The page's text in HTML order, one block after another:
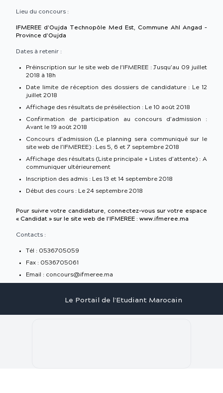
Lieu du concours :
IFMEREE d’Oujda Technopôle Med Est, Commune Ahl Angad –
Province d’Oujda
Dates à retenir :
Préinscription sur le site web de l’IFMEREE : Jusqu’au 09 juillet
2018 à 18h
Date limite de réception des dossiers de candidature : Le 12
juillet 2018
Affichage des résultats de présélection : Le 10 août 2018
Confirmation de participation au concours d’admission :
Avant le 19 août 2018
Concours d’admission (Le planning sera communiqué sur le
site web de l’IFMEREE) : Les 5, 6 et 7 septembre 2018
Affichage des résultats (Liste principale + Listes d’attente) : A
communiquer ultérieurement
Inscription des admis : Les 13 et 14 septembre 2018
Début des cours : Le 24 septembre 2018
Pour suivre votre candidature, connectez-vous sur votre espace
« Candidat » sur le site web de l’IFMEREE : www.ifmeree.ma
Contacts :
Tél : 0536705059
Fax : 0536705061
Email : concours@ifmeree.ma
Le Portail de l'Etudiant Marocain